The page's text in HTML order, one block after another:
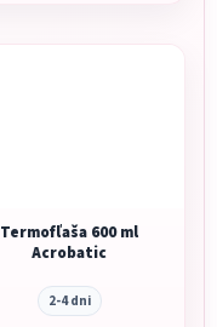
Termofľaša 600 ml
Acrobatic
2-4 dni